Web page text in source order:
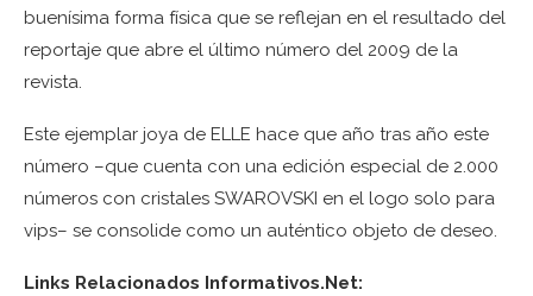
buenísima forma física que se reflejan en el resultado del
reportaje que abre el último número del 2009 de la
revista.
Este ejemplar joya de ELLE hace que año tras año este
número –que cuenta con una edición especial de 2.000
números con cristales SWAROVSKI en el logo solo para
vips– se consolide como un auténtico objeto de deseo.
Links Relacionados Informativos.Net: